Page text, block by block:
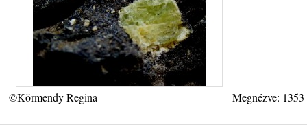
©Körmendy Regina Megnézve: